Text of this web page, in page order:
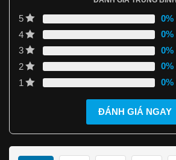
5 0%
4
0%
3
0%
2
0%
1
0%
ĐÁNH GIÁ NGAY